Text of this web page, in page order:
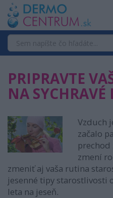
PRIPRAVTE
NA SYCHRAVÉ
Vzduch
začalo
prechod
zmení
zmeniť aj vaša rutina
jesenné tipy starostlivosti
leta na jeseň.